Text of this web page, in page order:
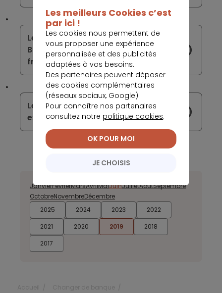
Les taux négatifs appliqués par la
BCE coûtent cher aux banques
françaises
Les taux d’intérêt des crédits restent
extrêmement bas
2025 2024 2023
2022
2021
2020 2019
2018
2017
JanvierFévrierMarsAvrilMaiJuinJuilletAoûtSeptembre
OctobreNovembreDécembre
Les meilleurs Cookies c’est
par ici !
Les cookies nous permettent de
vous proposer une expérience
personnalisée et des publicités
adaptées à vos besoins.
Des partenaires peuvent déposer
des cookies complémentaires
(réseaux sociaux, Google).
Pour connaître nos partenaires
consultez notre politique cookies.
JE CHOISIS
OK POUR MOI